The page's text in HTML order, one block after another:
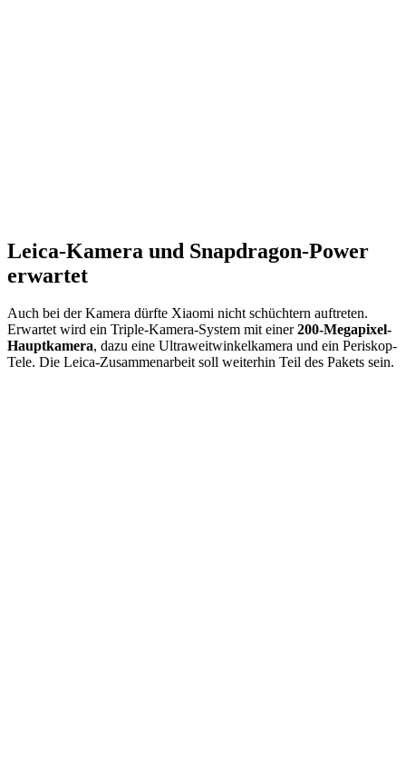
Leica-Kamera und Snapdragon-Power
erwartet
Auch bei der Kamera dürfte Xiaomi nicht schüchtern auftreten.
Erwartet wird ein Triple-Kamera-System mit einer200-Megapixel-
Hauptkamera, dazu eine Ultraweitwinkelkamera und ein Periskop-
Tele. Die Leica-Zusammenarbeit soll weiterhin Teil des Pakets sein.